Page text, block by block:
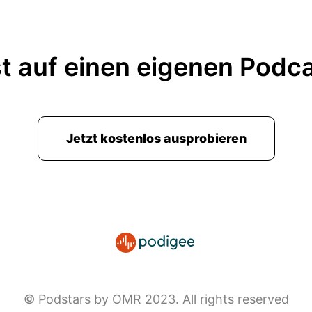
auf einen eigenen
Jetzt kostenlos ausprobieren
© Podstars by OMR 2023. All rights reserved